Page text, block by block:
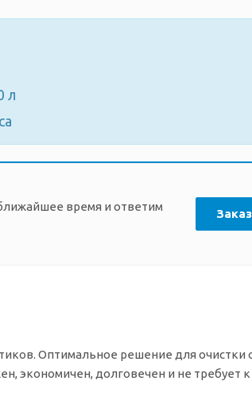
л
время и ответим
Оптимальное решение для очистки
экономичен, долговечен и не требует